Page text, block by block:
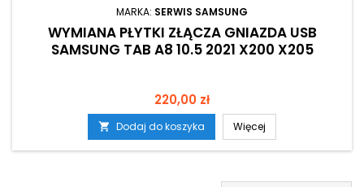
MARKA: SERWIS SAMSUNG
WYMIANA PŁYTKI ZŁĄCZA GNIAZDA USB
SAMSUNG TAB A8 10.5 2021 X200 X205
Cena
220,00 zł
 Dodaj do koszyka Więcej